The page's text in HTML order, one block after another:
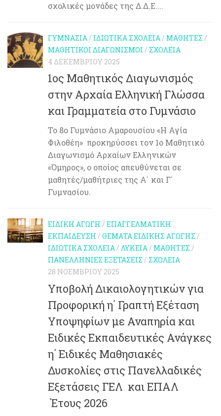
σχολικές μονάδες της Δ.Δ.Ε....
ΓΥΜΝΆΣΙΑ/ ΙΔΙΩΤΙΚΆ ΣΧΟΛΕΊΑ/ ΜΑΘΗΤΈΣ /
ΜΑΘΗΤΙΚΟΊ ΔΙΑΓΩΝΙΣΜΟΊ / ΣΧΟΛΕΊΑ
4 ΔΕΚΕΜΒΡΊΟΥ 2025
1ος Μαθητικός Διαγωνισμός
στην Αρχαία Ελληνική Γλώσσα
και Γραμματεία στο Γυμνάσιο
Το 8ο Γυμνάσιο Αμαρουσίου «Η Αγία
Φιλοθέη» προκηρύσσει τον 1ο Μαθητικό
Διαγωνισμό Αρχαίων Ελληνικών
«Όμηρος», ο οποίος απευθύνεται σε
μαθητές/μαθήτριες της Α΄ και Γ΄
Γυμνασίου.
ΕΙΔΙΚΉ ΑΓΩΓΉ / ΕΠΑΓΓΕΛΜΑΤΙΚΉ
ΕΚΠΑΊΔΕΥΣΗ / ΘΈΜΑΤΑ ΕΙΔΙΚΉΣ ΑΓΩΓΉΣ /
ΙΔΙΩΤΙΚΆ ΣΧΟΛΕΊΑ/ ΛΎΚΕΙΑ/ ΜΑΘΗΤΈΣ /
ΠΑΝΕΛΛΉΝΙΕΣ ΕΞΕΤΆΣΕΙΣ / ΣΧΟΛΕΊΑ
28 ΝΟΕΜΒΡΊΟΥ 2025
Υποβολή Δικαιολογητικών για
Προφορική η΄ Γραπτή Εξέταση
Υποψηφίων με Αναπηρία και
Ειδικές Εκπαιδευτικές Ανάγκες
η΄ Ειδικές Μαθησιακές
Δυσκολίες στις Πανελλαδικές
Εξετάσεις ΓΕΛ και ΕΠΑΛ
Έτους 2026